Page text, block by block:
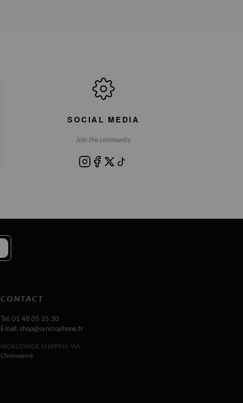
SOCIAL MEDIA
Join the community
CONTACT
Tel: 01 48 05 35 30
Email: shop@syncrophone.fr
WORLDWIDE SHIPPING VIA
Chronopost